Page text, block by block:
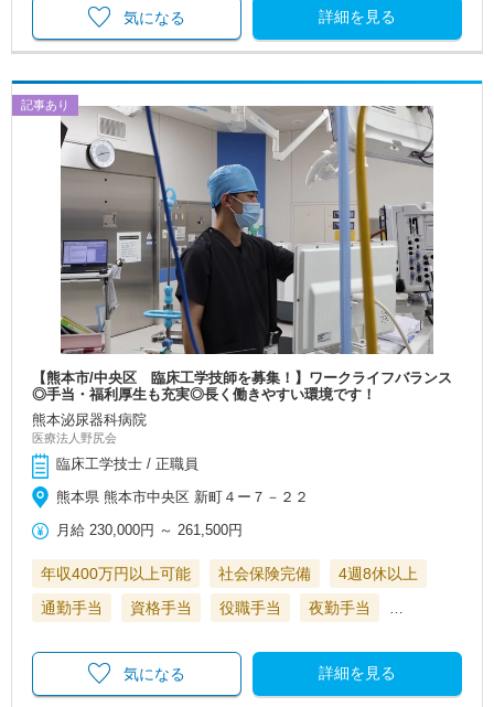
詳細を見る
気になる
記事あり
【熊本市/中央区 臨床工学技師を募集！】ワークライフバランス
◎手当・福利厚生も充実◎長く働きやすい環境です！
熊本泌尿器科病院
医療法人野尻会
臨床工学技士 / 正職員
熊本県 熊本市中央区 新町４ー７－２２
月給 230,000円 ～261,500円
年収400万円以上可能 社会保険完備
4週8休以上
通勤手当
資格手当 役職手当 夜勤手当 …
詳細を見る
気になる